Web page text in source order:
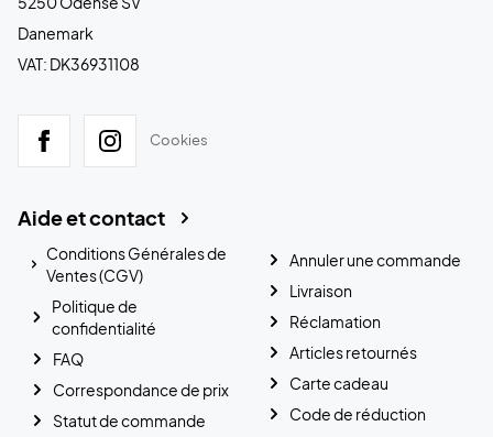
Danemark
VAT: DK36931108
Cookies
Aide et contact
Conditions Générales de
Ventes (CGV)
Politique de
confidentialité
FAQ
Correspondance de prix
Statut de commande
Annuler une commande
Livraison
Réclamation
Articles retournés
Carte cadeau
Code de réduction